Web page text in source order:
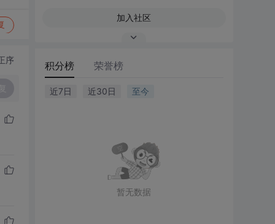
序
加入社区
积分榜 荣誉榜
近7日 近30日 至今
暂无数据